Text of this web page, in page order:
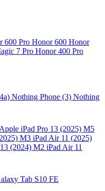
600 Pro Honor 600 Honor
7 Pro Honor 400 Pro
Nothing Phone (3) Nothing
Apple iPad Pro 13 (2025) M5
M3 iPad Air 11 (2025)
(2024) M2 iPad Air 11
Tab S10 FE